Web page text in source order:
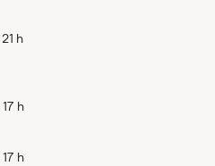
h
h
h